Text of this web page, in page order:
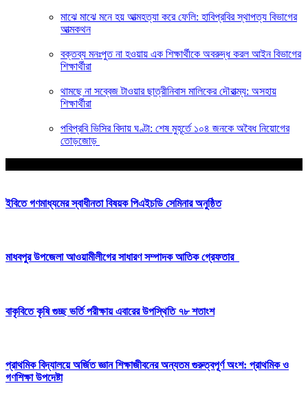
মাঝে মাঝে মনে হয় আত্মহত্যা করে ফেলি: হাবিপ্রবির স্থাপত্য বিভাগের
আত্মকথন
বক্তব্য মনঃপুত না হওয়ায় এক শিক্ষার্থীকে অবরুদ্ধ করল আইন বিভাগের
শিক্ষার্থীরা
থামছে না সব্বেজ টাওয়ার ছাত্রীনিবাস মালিকের দৌরাত্ম্য: অসহায়
শিক্ষার্থীরা
পবিপ্রবি ভিসির বিদায় ঘণ্টা: শেষ মুহূর্তে ১০৪ জনকে অবৈধ নিয়োগের
তোড়জোড়
ইবিতে গণমাধ্যমের স্বাধীনতা বিষয়ক পিএইচডি সেমিনার অনুষ্ঠিত
মাধবপুর উপজেলা আওয়ামীলীগের সাধারণ সম্পাদক আতিক গ্রেফতার
বাকৃবিতে কৃষি গুচ্ছ ভর্তি পরীক্ষায় এবারের উপস্থিতি ৭৮ শতাংশ
প্রাথমিক বিদ্যালয়ে অর্জিত জ্ঞান শিক্ষাজীবনের অন্যতম গুরুত্বপূর্ণ অংশ: প্রাথমিক ও
গণশিক্ষা উপদেষ্টা